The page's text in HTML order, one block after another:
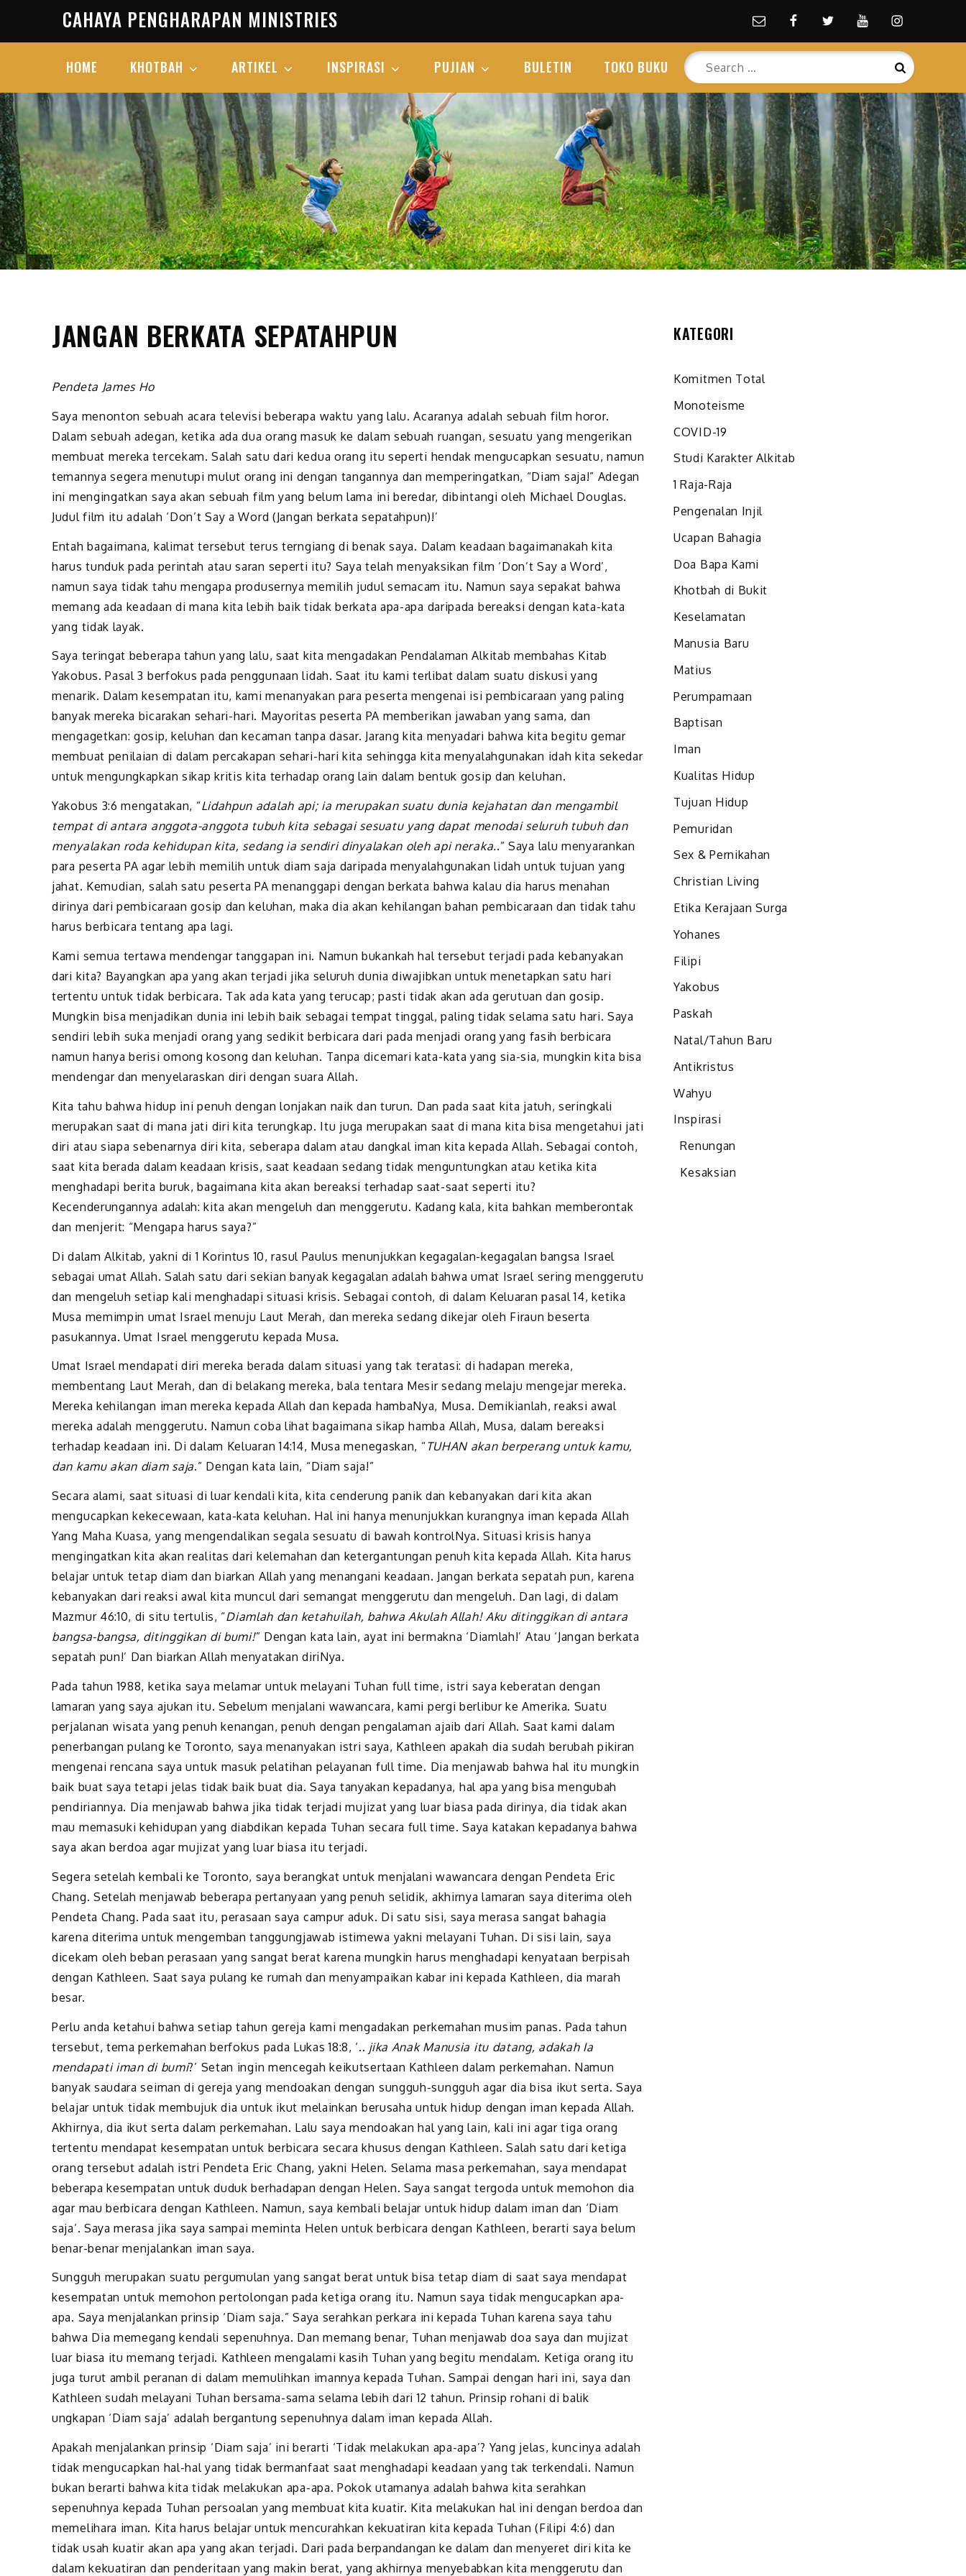
content
CAHAYA PENGHARAPAN MINISTRIES Email facebookTwitterYoutubeInstagram
HOME KHOTBAH ARTIKEL INSPIRASI PUJIAN BULETIN TOKO BUKU
Search
for:
Search
JANGAN BERKATA SEPATAHPUN
Pendeta James Ho
Saya menonton sebuah acara televisi beberapa waktu yang lalu. Acaranya adalah sebuah film horor.
Dalam sebuah adegan, ketika ada dua orang masuk ke dalam sebuah ruangan, sesuatu yang mengerikan
membuat mereka tercekam. Salah satu dari kedua orang itu seperti hendak mengucapkan sesuatu, namun
temannya segera menutupi mulut orang ini dengan tangannya dan memperingatkan, “Diam saja!” Adegan
ini mengingatkan saya akan sebuah film yang belum lama ini beredar, dibintangi oleh Michael Douglas.
Judul film itu adalah ‘Don’t Say a Word (Jangan berkata sepatahpun)!’
Entah bagaimana, kalimat tersebut terus terngiang di benak saya. Dalam keadaan bagaimanakah kita
harus tunduk pada perintah atau saran seperti itu? Saya telah menyaksikan film ‘Don’t Say a Word’,
namun saya tidak tahu mengapa produsernya memilih judul semacam itu. Namun saya sepakat bahwa
memang ada keadaan di mana kita lebih baik tidak berkata apa-apa daripada bereaksi dengan kata-kata
yang tidak layak.
Saya teringat beberapa tahun yang lalu, saat kita mengadakan Pendalaman Alkitab membahas Kitab
Yakobus. Pasal 3 berfokus pada penggunaan lidah. Saat itu kami terlibat dalam suatu diskusi yang
menarik. Dalam kesempatan itu, kami menanyakan para peserta mengenai isi pembicaraan yang paling
banyak mereka bicarakan sehari-hari. Mayoritas peserta PA memberikan jawaban yang sama, dan
mengagetkan: gosip, keluhan dan kecaman tanpa dasar. Jarang kita menyadari bahwa kita begitu gemar
membuat penilaian di dalam percakapan sehari-hari kita sehingga kita menyalahgunakan idah kita sekedar
untuk mengungkapkan sikap kritis kita terhadap orang lain dalam bentuk gosip dan keluhan.
Yakobus 3:6 mengatakan, “Lidahpun adalah api; ia merupakan suatu dunia kejahatan dan mengambil
tempat di antara anggota-anggota tubuh kita sebagai sesuatu yang dapat menodai seluruh tubuh dan
menyalakan roda kehidupan kita, sedang ia sendiri dinyalakan oleh api neraka..” Saya lalu menyarankan
para peserta PA agar lebih memilih untuk diam saja daripada menyalahgunakan lidah untuk tujuan yang
jahat. Kemudian, salah satu peserta PA menanggapi dengan berkata bahwa kalau dia harus menahan
dirinya dari pembicaraan gosip dan keluhan, maka dia akan kehilangan bahan pembicaraan dan tidak tahu
harus berbicara tentang apa lagi.
Kami semua tertawa mendengar tanggapan ini. Namun bukankah hal tersebut terjadi pada kebanyakan
dari kita? Bayangkan apa yang akan terjadi jika seluruh dunia diwajibkan untuk menetapkan satu hari
tertentu untuk tidak berbicara. Tak ada kata yang terucap; pasti tidak akan ada gerutuan dan gosip.
Mungkin bisa menjadikan dunia ini lebih baik sebagai tempat tinggal, paling tidak selama satu hari. Saya
sendiri lebih suka menjadi orang yang sedikit berbicara dari pada menjadi orang yang fasih berbicara
namun hanya berisi omong kosong dan keluhan. Tanpa dicemari kata-kata yang sia-sia, mungkin kita bisa
mendengar dan menyelaraskan diri dengan suara Allah.
Kita tahu bahwa hidup ini penuh dengan lonjakan naik dan turun. Dan pada saat kita jatuh, seringkali
merupakan saat di mana jati diri kita terungkap. Itu juga merupakan saat di mana kita bisa mengetahui jati
diri atau siapa sebenarnya diri kita, seberapa dalam atau dangkal iman kita kepada Allah. Sebagai contoh,
saat kita berada dalam keadaan krisis, saat keadaan sedang tidak menguntungkan atau ketika kita
menghadapi berita buruk, bagaimana kita akan bereaksi terhadap saat-saat seperti itu?
Kecenderungannya adalah: kita akan mengeluh dan menggerutu. Kadang kala, kita bahkan memberontak
dan menjerit: “Mengapa harus saya?”
Di dalam Alkitab, yakni di 1 Korintus 10, rasul Paulus menunjukkan kegagalan-kegagalan bangsa Israel
sebagai umat Allah. Salah satu dari sekian banyak kegagalan adalah bahwa umat Israel sering menggerutu
dan mengeluh setiap kali menghadapi situasi krisis. Sebagai contoh, di dalam Keluaran pasal 14, ketika
Musa memimpin umat Israel menuju Laut Merah, dan mereka sedang dikejar oleh Firaun beserta
pasukannya. Umat Israel menggerutu kepada Musa.
Umat Israel mendapati diri mereka berada dalam situasi yang tak teratasi: di hadapan mereka,
membentang Laut Merah, dan di belakang mereka, bala tentara Mesir sedang melaju mengejar mereka.
Mereka kehilangan iman mereka kepada Allah dan kepada hambaNya, Musa. Demikianlah, reaksi awal
mereka adalah menggerutu. Namun coba lihat bagaimana sikap hamba Allah, Musa, dalam bereaksi
terhadap keadaan ini. Di dalam Keluaran 14:14, Musa menegaskan, “TUHAN akan berperang untuk kamu,
dan kamu akan diam saja.” Dengan kata lain, “Diam saja!”
Secara alami, saat situasi di luar kendali kita, kita cenderung panik dan kebanyakan dari kita akan
mengucapkan kekecewaan, kata-kata keluhan. Hal ini hanya menunjukkan kurangnya iman kepada Allah
Yang Maha Kuasa, yang mengendalikan segala sesuatu di bawah kontrolNya. Situasi krisis hanya
mengingatkan kita akan realitas dari kelemahan dan ketergantungan penuh kita kepada Allah. Kita harus
belajar untuk tetap diam dan biarkan Allah yang menangani keadaan. Jangan berkata sepatah pun, karena
kebanyakan dari reaksi awal kita muncul dari semangat menggerutu dan mengeluh. Dan lagi, di dalam
Mazmur 46:10, di situ tertulis, “Diamlah dan ketahuilah, bahwa Akulah Allah! Aku ditinggikan di antara
bangsa-bangsa, ditinggikan di bumi!” Dengan kata lain, ayat ini bermakna ‘Diamlah!’ Atau ‘Jangan berkata
sepatah pun!’ Dan biarkan Allah menyatakan diriNya.
Pada tahun 1988, ketika saya melamar untuk melayani Tuhan full time, istri saya keberatan dengan
lamaran yang saya ajukan itu. Sebelum menjalani wawancara, kami pergi berlibur ke Amerika. Suatu
perjalanan wisata yang penuh kenangan, penuh dengan pengalaman ajaib dari Allah. Saat kami dalam
penerbangan pulang ke Toronto, saya menanyakan istri saya, Kathleen apakah dia sudah berubah pikiran
mengenai rencana saya untuk masuk pelatihan pelayanan full time. Dia menjawab bahwa hal itu mungkin
baik buat saya tetapi jelas tidak baik buat dia. Saya tanyakan kepadanya, hal apa yang bisa mengubah
pendiriannya. Dia menjawab bahwa jika tidak terjadi mujizat yang luar biasa pada dirinya, dia tidak akan
mau memasuki kehidupan yang diabdikan kepada Tuhan secara full time. Saya katakan kepadanya bahwa
saya akan berdoa agar mujizat yang luar biasa itu terjadi.
Segera setelah kembali ke Toronto, saya berangkat untuk menjalani wawancara dengan Pendeta Eric
Chang. Setelah menjawab beberapa pertanyaan yang penuh selidik, akhirnya lamaran saya diterima oleh
Pendeta Chang. Pada saat itu, perasaan saya campur aduk. Di satu sisi, saya merasa sangat bahagia
karena diterima untuk mengemban tanggungjawab istimewa yakni melayani Tuhan. Di sisi lain, saya
dicekam oleh beban perasaan yang sangat berat karena mungkin harus menghadapi kenyataan berpisah
dengan Kathleen. Saat saya pulang ke rumah dan menyampaikan kabar ini kepada Kathleen, dia marah
besar.
Perlu anda ketahui bahwa setiap tahun gereja kami mengadakan perkemahan musim panas. Pada tahun
tersebut, tema perkemahan berfokus pada Lukas 18:8, ‘.. jika Anak Manusia itu datang, adakah Ia
mendapati iman di bumi?’ Setan ingin mencegah keikutsertaan Kathleen dalam perkemahan. Namun
banyak saudara seiman di gereja yang mendoakan dengan sungguh-sungguh agar dia bisa ikut serta. Saya
belajar untuk tidak membujuk dia untuk ikut melainkan berusaha untuk hidup dengan iman kepada Allah.
Akhirnya, dia ikut serta dalam perkemahan. Lalu saya mendoakan hal yang lain, kali ini agar tiga orang
tertentu mendapat kesempatan untuk berbicara secara khusus dengan Kathleen. Salah satu dari ketiga
orang tersebut adalah istri Pendeta Eric Chang, yakni Helen. Selama masa perkemahan, saya mendapat
beberapa kesempatan untuk duduk berhadapan dengan Helen. Saya sangat tergoda untuk memohon dia
agar mau berbicara dengan Kathleen. Namun, saya kembali belajar untuk hidup dalam iman dan ‘Diam
saja’. Saya merasa jika saya sampai meminta Helen untuk berbicara dengan Kathleen, berarti saya belum
benar-benar menjalankan iman saya.
Sungguh merupakan suatu pergumulan yang sangat berat untuk bisa tetap diam di saat saya mendapat
kesempatan untuk memohon pertolongan pada ketiga orang itu. Namun saya tidak mengucapkan apa-
apa. Saya menjalankan prinsip ‘Diam saja.” Saya serahkan perkara ini kepada Tuhan karena saya tahu
bahwa Dia memegang kendali sepenuhnya. Dan memang benar, Tuhan menjawab doa saya dan mujizat
luar biasa itu memang terjadi. Kathleen mengalami kasih Tuhan yang begitu mendalam. Ketiga orang itu
juga turut ambil peranan di dalam memulihkan imannya kepada Tuhan. Sampai dengan hari ini, saya dan
Kathleen sudah melayani Tuhan bersama-sama selama lebih dari 12 tahun. Prinsip rohani di balik
ungkapan ‘Diam saja’ adalah bergantung sepenuhnya dalam iman kepada Allah.
Apakah menjalankan prinsip ‘Diam saja’ ini berarti ‘Tidak melakukan apa-apa’? Yang jelas, kuncinya adalah
tidak mengucapkan hal-hal yang tidak bermanfaat saat menghadapi keadaan yang tak terkendali. Namun
bukan berarti bahwa kita tidak melakukan apa-apa. Pokok utamanya adalah bahwa kita serahkan
sepenuhnya kepada Tuhan persoalan yang membuat kita kuatir. Kita melakukan hal ini dengan berdoa dan
memelihara iman. Kita harus belajar untuk mencurahkan kekuatiran kita kepada Tuhan (Filipi 4:6) dan
tidak usah kuatir akan apa yang akan terjadi. Dari pada berpandangan ke dalam dan menyeret diri kita ke
dalam kekuatiran dan penderitaan yang makin berat, yang akhirnya menyebabkan kita menggerutu dan
KATEGORI
Komitmen Total
Monoteisme
COVID-19
Studi Karakter Alkitab
1 Raja-Raja
Pengenalan Injil
Ucapan Bahagia
Doa Bapa Kami
Khotbah di Bukit
Keselamatan
Manusia Baru
Matius
Perumpamaan
Baptisan
Iman
Kualitas Hidup
Tujuan Hidup
Pemuridan
Sex & Pernikahan
Christian Living
Etika Kerajaan Surga
Yohanes
Filipi
Yakobus
Paskah
Natal/Tahun Baru
Antikristus
Wahyu
Inspirasi
Renungan
Kesaksian